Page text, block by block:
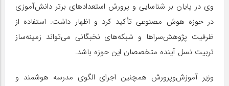
وی در پایان بر شناسایی و پرورش استعدادهای برتر دانش‌آموزی
در حوزه هوش مصنوعی تأکید کرد و اظهار داشت: استفاده از
ظرفیت پژوهش‌سراها و شبکه‌های نخبگانی می‌تواند زمینه‌ساز
تربیت نسل آینده متخصصان این حوزه باشد.
وزیر آموزش‌وپرورش همچنین اجرای الگوی مدرسه هوشمند و